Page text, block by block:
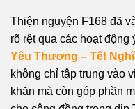
Thiện nguyện F168 đã
rõ rệt qua các hoạt động
Yêu Thương – Tết
không chỉ tập trung vào
khăn mà còn góp phần